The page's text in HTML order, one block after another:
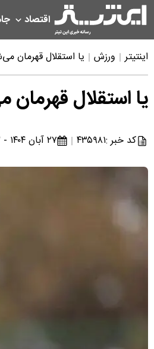
اقتصاد
اینتیتر ورزش یا استقلال قهرمان
یا استقلال
کد خبر :۴۳۵۹۸۱ ۲۷ آبان ۱۴۰۴ - ۱۲:۲۲